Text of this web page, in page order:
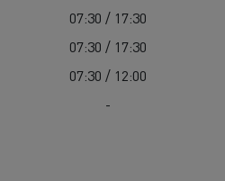
07:30 / 17:30
07:30 / 17:30
07:30 / 12:00
-